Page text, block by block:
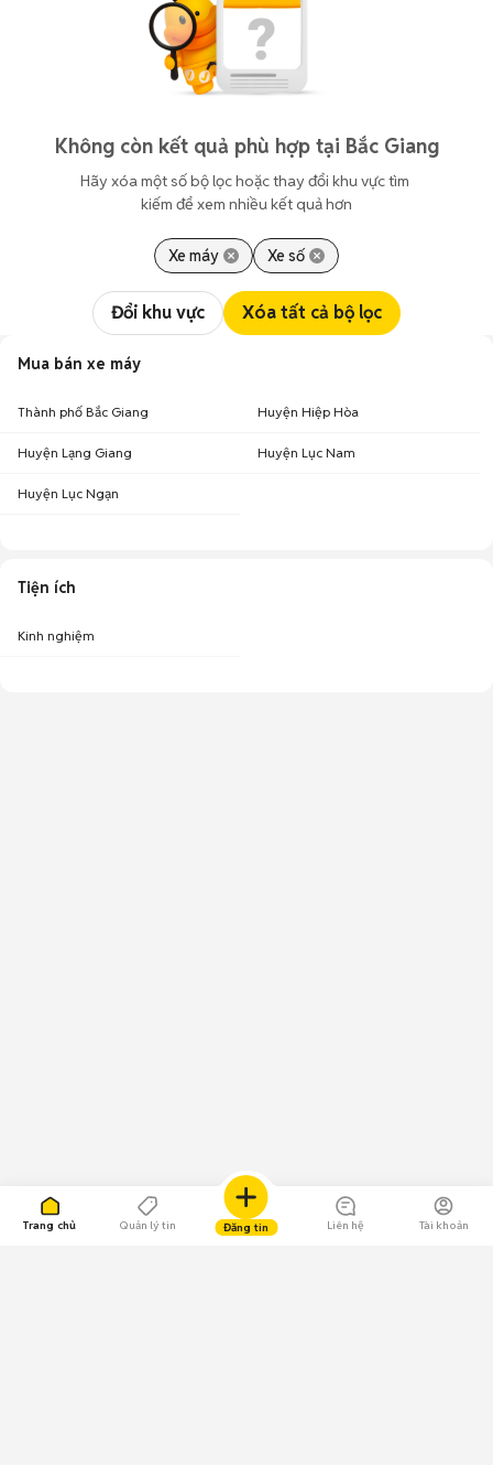
Trang chủ Quản lý tin Đăng tin Liên hệ Tài khoản
Không còn kết quả phù hợp tại Bắc Giang
Hãy xóa một số bộ lọc hoặc thay đổi khu vực tìm
kiếm để xem nhiều kết quả hơn
Xe máy Xe số
Đổi khu vực Xóa tất cả bộ lọc
Mua bán xe máy
Thành phố Bắc Giang Huyện Hiệp Hòa
Huyện Lạng Giang Huyện Lục Nam
Huyện Lục Ngạn
Tiện ích
Kinh nghiệm